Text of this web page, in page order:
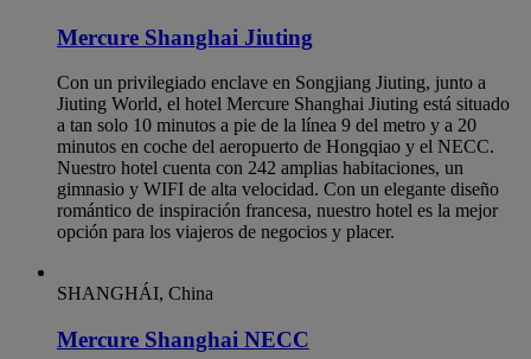
Mercure Shanghai Jiuting
Con un privilegiado enclave en Songjiang Jiuting, junto a
Jiuting World, el hotel Mercure Shanghai Jiuting está situado
a tan solo 10 minutos a pie de la línea 9 del metro y a 20
minutos en coche del aeropuerto de Hongqiao y el NECC.
Nuestro hotel cuenta con 242 amplias habitaciones, un
gimnasio y WIFI de alta velocidad. Con un elegante diseño
romántico de inspiración francesa, nuestro hotel es la mejor
opción para los viajeros de negocios y placer.
SHANGHÁI, China
Mercure Shanghai NECC